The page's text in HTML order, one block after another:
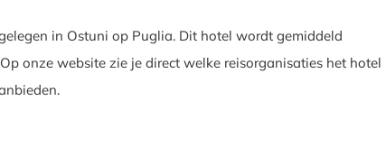
in Ostuni op Puglia. Dit hotel wordt gemiddeld
onze website zie je direct welke reisorganisaties het hotel